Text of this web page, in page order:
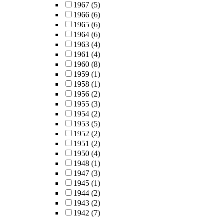
1967 (5)
1966 (6)
1965 (6)
1964 (6)
1963 (4)
1961 (4)
1960 (8)
1959 (1)
1958 (1)
1956 (2)
1955 (3)
1954 (2)
1953 (5)
1952 (2)
1951 (2)
1950 (4)
1948 (1)
1947 (3)
1945 (1)
1944 (2)
1943 (2)
1942 (7)